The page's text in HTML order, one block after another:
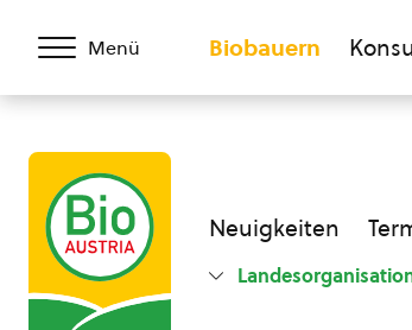
Menü Biobauern
Neuigkeiten